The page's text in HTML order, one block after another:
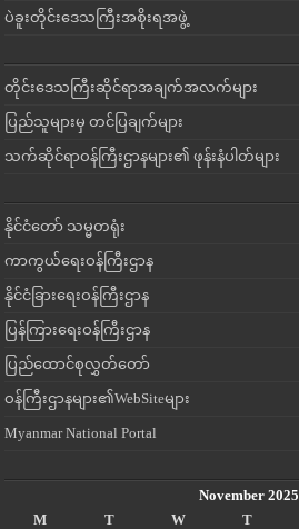
ပဲခူးတိုင်းဒေသကြီးအစိုးရအဖွဲ့
တိုင်းဒေသကြီးဆိုင်ရာအချက်အလက်များ
ပြည်သူများမှ တင်ပြချက်များ
သက်ဆိုင်ရာဝန်ကြီးဌာနများ၏ ဖုန်းနံပါတ်များ
နိုင်ငံတော် သမ္မတရုံး
ကာကွယ်ရေးဝန်ကြီးဌာန
နိုင်ငံခြားရေးဝန်ကြီးဌာန
ပြန်ကြားရေးဝန်ကြီးဌာန
ပြည်ထောင်စုလွှတ်တော်
ဝန်ကြီးဌာနများ၏WebSiteများ
Myanmar National Portal
November 2025
M
T W T